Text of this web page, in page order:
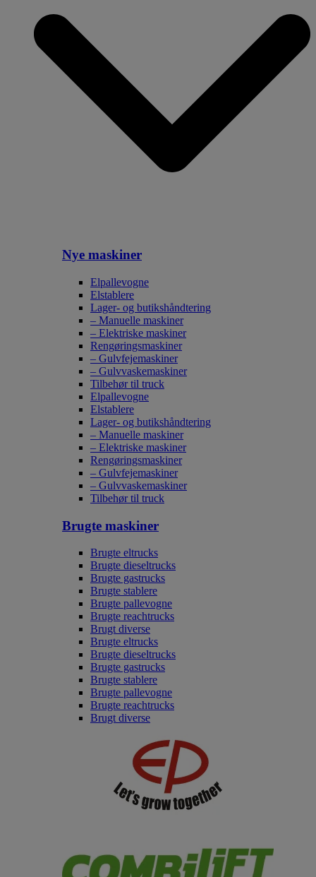
Nye maskiner
Elpallevogne
Elstablere
Lager- og butikshåndtering
– Manuelle maskiner
– Elektriske maskiner
Rengøringsmaskiner
– Gulvfejemaskiner
– Gulvvaskemaskiner
Tilbehør til truck
Elpallevogne
Elstablere
Lager- og butikshåndtering
– Manuelle maskiner
– Elektriske maskiner
Rengøringsmaskiner
– Gulvfejemaskiner
– Gulvvaskemaskiner
Tilbehør til truck
Brugte maskiner
Brugte eltrucks
Brugte dieseltrucks
Brugte gastrucks
Brugte stablere
Brugte pallevogne
Brugte reachtrucks
Brugt diverse
Brugte eltrucks
Brugte dieseltrucks
Brugte gastrucks
Brugte stablere
Brugte pallevogne
Brugte reachtrucks
Brugt diverse